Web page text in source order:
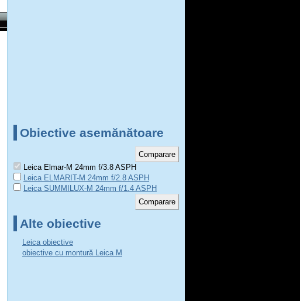
Obiective asemănătoare
Leica Elmar-M 24mm f/3.8 ASPH
Leica ELMARIT-M 24mm f/2.8 ASPH
Leica SUMMILUX-M 24mm f/1.4 ASPH
Alte obiective
Leica obiective
obiective cu montură Leica M